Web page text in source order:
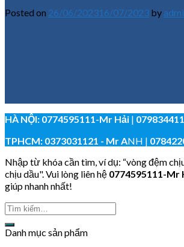
Posted on 26/06/202316/07/2023 by
HÀ NỘI: 0774595111-Mr Hải |
TPHCM: 0373031121 - Mr ANH |
Nhập từ khóa cần tìm, ví dụ: “vòng đệm
chịu dầu". Vui lòng liên hệ 0774595111-Mr
giúp nhanh nhất!
Danh mục sản phẩm